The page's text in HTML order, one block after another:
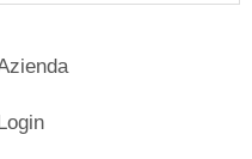
Login